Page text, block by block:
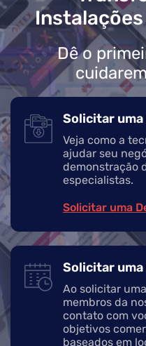
Dê o
Solicitar
Veja como a
ajudar seu
demonstração
especialistas.
Solicitar uma
Solicitar uma
Ao solicitar
membros da
contato com
objetivos
baseados em